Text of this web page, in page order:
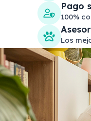
Pago
100%
Los